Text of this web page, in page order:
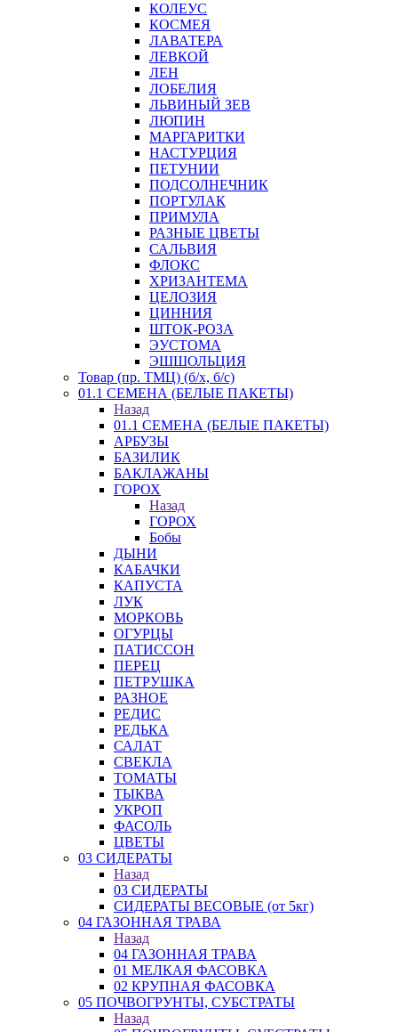
КОЛЕУС
КОСМЕЯ
ЛАВАТЕРА
ЛЕВКОЙ
ЛЕН
ЛОБЕЛИЯ
ЛЬВИНЫЙ ЗЕВ
ЛЮПИН
МАРГАРИТКИ
НАСТУРЦИЯ
ПЕТУНИИ
ПОДСОЛНЕЧНИК
ПОРТУЛАК
ПРИМУЛА
РАЗНЫЕ ЦВЕТЫ
САЛЬВИЯ
ФЛОКС
ХРИЗАНТЕМА
ЦЕЛОЗИЯ
ЦИННИЯ
ШТОК-РОЗА
ЭУСТОМА
ЭШШОЛЬЦИЯ
Товар (пр. ТМЦ) (б/х, б/с)
01.1 СЕМЕНА (БЕЛЫЕ ПАКЕТЫ)
Назад
01.1 СЕМЕНА (БЕЛЫЕ ПАКЕТЫ)
АРБУЗЫ
БАЗИЛИК
БАКЛАЖАНЫ
ГОРОХ
Назад
ГОРОХ
Бобы
ДЫНИ
КАБАЧКИ
КАПУСТА
ЛУК
МОРКОВЬ
ОГУРЦЫ
ПАТИССОН
ПЕРЕЦ
ПЕТРУШКА
РАЗНОЕ
РЕДИС
РЕДЬКА
САЛАТ
СВЕКЛА
ТОМАТЫ
ТЫКВА
УКРОП
ФАСОЛЬ
ЦВЕТЫ
03 СИДЕРАТЫ
Назад
03 СИДЕРАТЫ
СИДЕРАТЫ ВЕСОВЫЕ (от 5кг)
04 ГАЗОННАЯ ТРАВА
Назад
04 ГАЗОННАЯ ТРАВА
01 МЕЛКАЯ ФАСОВКА
02 КРУПНАЯ ФАСОВКА
05 ПОЧВОГРУНТЫ, СУБСТРАТЫ
Назад